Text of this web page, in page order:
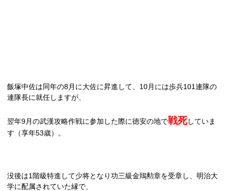
飯塚中佐は同年の8月に大佐に昇進して、 10月には歩兵101連隊の
連隊長に就任しますが、
翌年9月の武漢攻略作戦に参加した際に徳安の地で戦死していま
す（享年53歳）。
没後は1階級特進して少将となり功三級金鵄勲章を受章し、明治大
学に配属されていた縁で、